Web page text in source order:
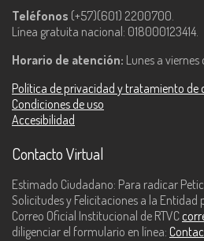
Teléfonos (+57)(601) 2200700.
Línea gratuita nacional: 018000123414.
Horario de atención: Lunes a
Política de privacidad y tratamiento de
Condiciones de uso
Accesibilidad
Contacto Virtual
Estimado Ciudadano: Para radicar
Solicitudes y Felicitaciones a la Entidad
Correo Oficial Institucional de RTVC
diligenciar el formulario en línea: